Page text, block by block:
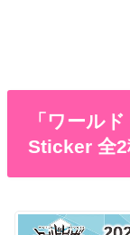
「ワール
Sticker 全2